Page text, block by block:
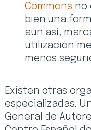
Commons no
bien una
aun así,
utilización
menos
Existen otras
especializadas.
General de